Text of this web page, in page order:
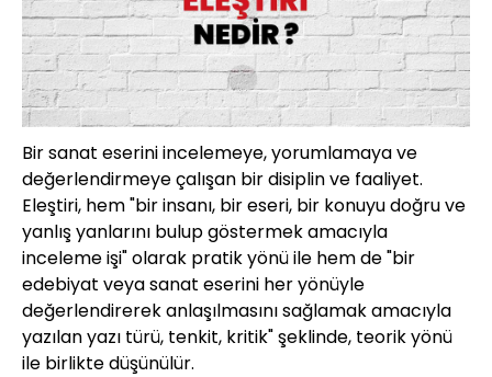
Bir sanat eserini incelemeye, yorumlamaya ve
değerlendirmeye çalışan bir disiplin ve faaliyet.
Eleştiri, hem "bir insanı, bir eseri, bir konuyu doğru ve
yanlış yanlarını bulup göstermek amacıyla
inceleme işi" olarak pratik yönü ile hem de "bir
edebiyat veya sanat eserini her yönüyle
değerlendirerek anlaşılmasını sağlamak amacıyla
yazılan yazı türü, tenkit, kritik" şeklinde, teorik yönü
ile birlikte düşünülür.